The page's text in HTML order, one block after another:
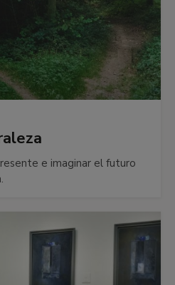
e imaginar el futuro